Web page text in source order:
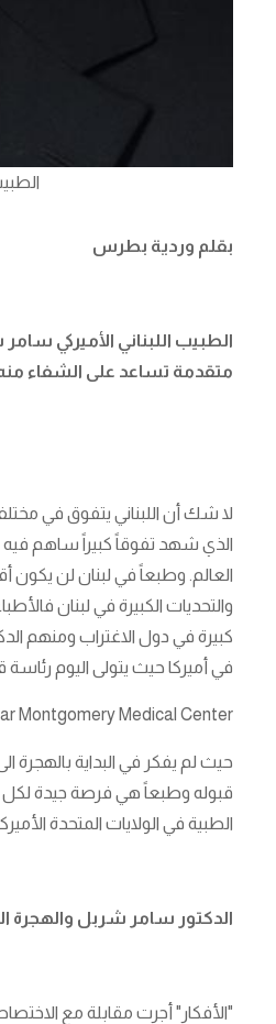
بقلم وردية بطرس
الطبيب اللبناني الأميركي
متقدمة تساعد على الشفاء
لا شك أن اللبناني يتفوق في
الذي شهد تفوقاً كبيراً ساهم فيه
العالم. وطبعاً في لبنان لن يكون
والتحديات الكبيرة في لبنان
كبيرة في دول الاغتراب ومنهم
في أميركا حيث يتولى اليوم
Montgomery Medical Center""
حيث لم يفكر في البداية بالهجرة
قبوله وطبعاً هي فرصة جيدة
الطبية في الولايات المتحدة
الدكتور سامر شربل والهجرة
"الأفكار" أجرت مقابلة مع